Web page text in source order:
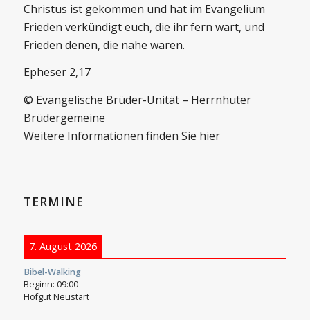
Christus ist gekommen und hat im Evangelium
Frieden verkündigt euch, die ihr fern wart, und
Frieden denen, die nahe waren.
Epheser 2,17
© Evangelische Brüder-Unität – Herrnhuter
Brüdergemeine
Weitere Informationen finden Sie hier
TERMINE
7. August 2026
Bibel-Walking
Beginn: 09:00
Hofgut Neustart